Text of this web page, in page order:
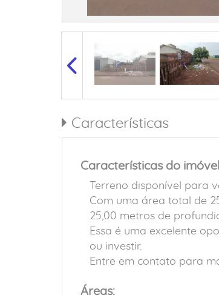
Características
Características do
Terreno disponível para
Com uma área total de
25,00 metros de
Essa é uma excelente
ou investir.
Entre em contato para
Áreas: